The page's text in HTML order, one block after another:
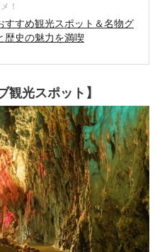
！
すすめ観光スポット＆名物グ
歴史の魅力を満喫
観光スポット】